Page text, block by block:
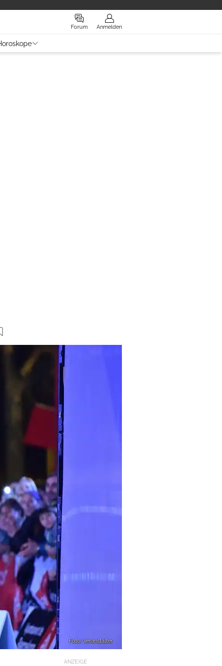
Forum Anmelden
Foto: Veranstalter
ANZEIGE